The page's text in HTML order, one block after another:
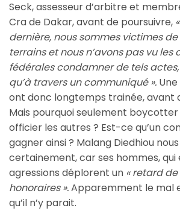
Seck, assesseur d’arbitre et
Cra de Dakar, avant de poursuivre,
dernière, nous sommes victimes
terrains et nous n’avons pas vu les
fédérales condamner de tels
qu’à travers un communiqué ». Une
ont donc longtemps trainée, avant
Mais pourquoi seulement
officier les autres ? Est-ce qu’un
gagner ainsi ? Malang Diedhiou
certainement, car ses hommes, qui
agressions déplorent un « retard
honoraires ».Apparemment le mal
qu’il n’y parait.